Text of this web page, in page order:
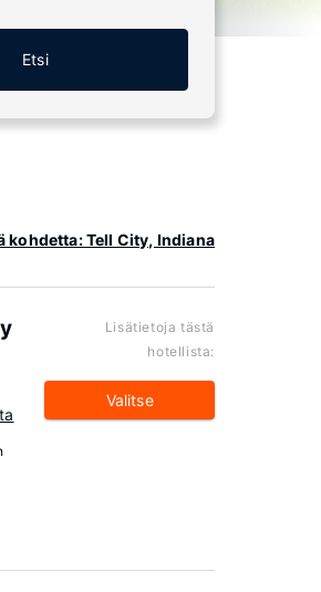
Etsi
kohdetta: Tell City, Indiana
Lisätietoja tästä
hotellista:
Valitse